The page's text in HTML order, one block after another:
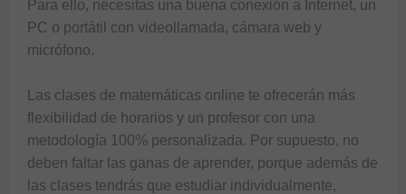
Para ello, necesitas una buena conexión a Internet, un
PC o portátil con videollamada, cámara web y
micrófono.
Las clases de matemáticas online te ofrecerán más
flexibilidad de horarios y un profesor con una
metodología 100% personalizada. Por supuesto, no
deben faltar las ganas de aprender, porque además de
las clases tendrás que estudiar individualmente,